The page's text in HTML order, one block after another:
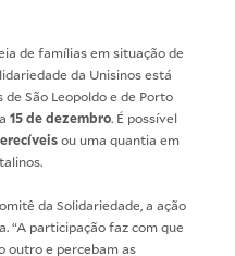
de famílias em situação de
da Unisinos está
São Leopoldo e de Porto
15 de dezembro. É possível
ou uma quantia em
da Solidariedade, a ação
“A participação faz com que
outro e percebam as